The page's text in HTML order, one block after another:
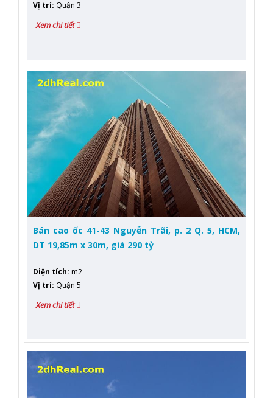
Vị trí: Quận 3
Xem chi tiết
Bán cao ốc 41-43 Nguyễn Trãi, p. 2 Q. 5, HCM,
DT 19,85m x 30m, giá 290 tỷ
Diện tích: m2
Vị trí: Quận 5
Xem chi tiết